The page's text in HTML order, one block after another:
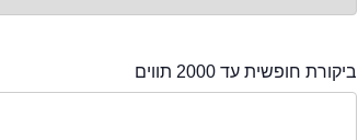
ביקורת חופשית עד 2000 תווים